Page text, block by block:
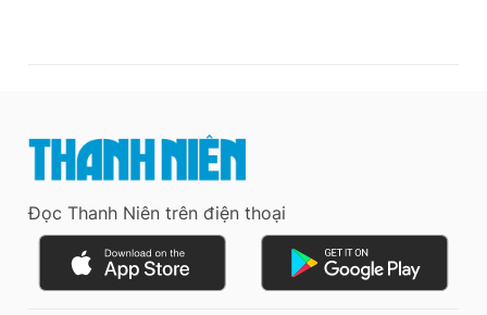
Đọc Thanh Niên trên điện thoại